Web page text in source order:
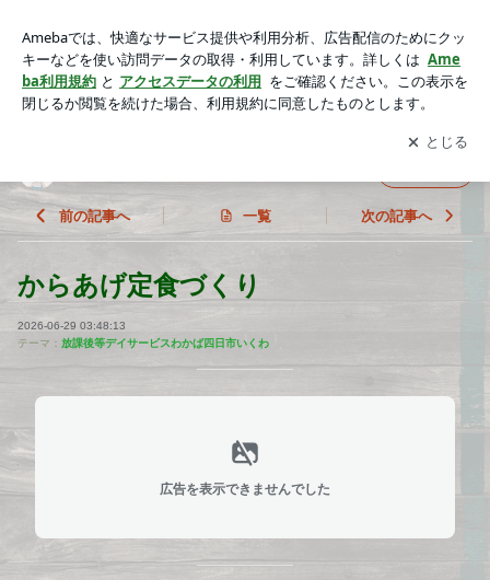
アプリをダウンロードして ブログの更新通知
を受け取りまし
ょう。
開く
前の記事へ 一覧 次の記事へ
からあげ定食づくり
2026-06-29 03:48:13
テーマ： 放課後等デイサービスわかば四日市いくわ
広告を表示できませんでした